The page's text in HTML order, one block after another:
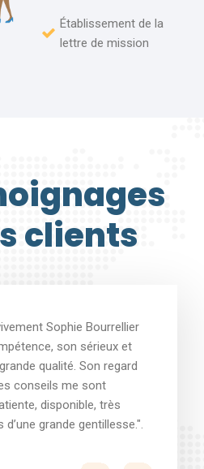
Établissement de la
lettre de mission
clients
vivement !! Clients
maintenant 12 ans,
constaté une vraie
et un véritable suivi.
pour leur travail et pour
bon rapport qualité